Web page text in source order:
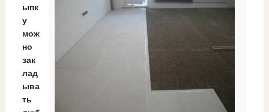
ыпк
у
мож
но
зак
лад
ыва
ть